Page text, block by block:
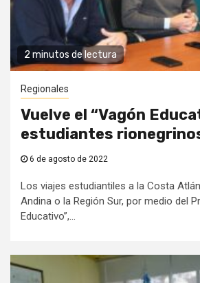
2 minutos de lectura
Regionales
Vuelve el “Vagón
estudiantes
6 de agosto de 2022
Los viajes estudiantiles a la Costa
Andina o la Región Sur, por medio del
Educativo”,...